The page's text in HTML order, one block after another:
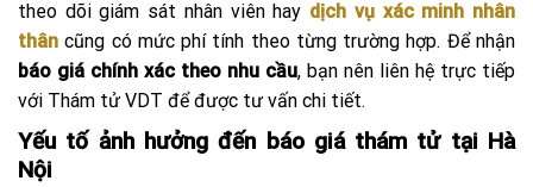
theo dõi giám sát nhân viên hay dịch vụ xác minh nhân
thân cũng có mức phí tính theo từng trường hợp. Để nhận
báo giá chính xác theo nhu cầu, bạn nên liên hệ trực tiếp
với Thám tử VDT để được tư vấn chi tiết.
Yếu tố ảnh hưởng đến báo giá thám tử tại Hà
Nội